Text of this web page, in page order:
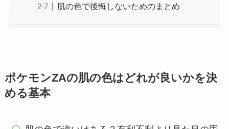
肌の色で後悔しないためのまとめ
ポケモンZAの肌の色はどれが良いかを決
める基本